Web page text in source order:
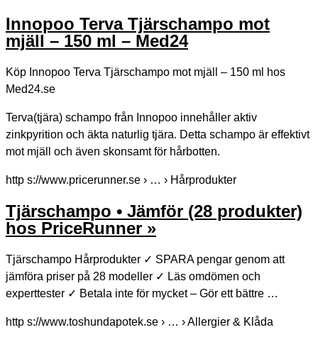
Innopoo Terva Tjärschampo mot
mjäll – 150 ml – Med24
Köp Innopoo Terva Tjärschampo mot mjäll – 150 ml hos
Med24.se
Terva(tjära) schampo från Innopoo innehåller aktiv
zinkpyrition och äkta naturlig tjära. Detta schampo är effektivt
mot mjäll och även skonsamt för hårbotten.
http s://www.pricerunner.se › … › Hårprodukter
Tjärschampo • Jämför (28 produkter)
hos PriceRunner »
Tjärschampo Hårprodukter ✓ SPARA pengar genom att
jämföra priser på 28 modeller ✓ Läs omdömen och
experttester ✓ Betala inte för mycket – Gör ett bättre …
http s://www.toshundapotek.se › … › Allergier & Klåda